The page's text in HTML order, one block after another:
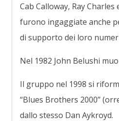
Cab Calloway, Ray
furono ingaggiate anche
di supporto dei loro
Nel 1982 John Belushi
Il gruppo nel 1998 si
“Blues Brothers 2000”
dallo stesso Dan Aykroyd.